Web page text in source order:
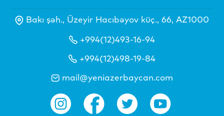
Bakı şəh., Üzeyir Hacıbəyov küç., 66, AZ1000
+994(12)493-16-94
+994(12)498-19-84
mail@yeniazerbaycan.com